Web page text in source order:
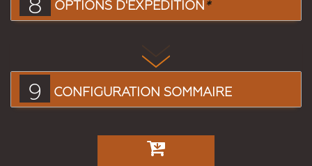
8 OPTIONS D'EXPÉDITION*
9 CONFIGURATION SOMMAIRE